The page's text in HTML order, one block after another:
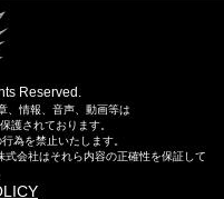
Reserved.
、情報、音声、動画等は
護されております。
為を禁止いたします。
会社はそれら内容の正確性を保証して